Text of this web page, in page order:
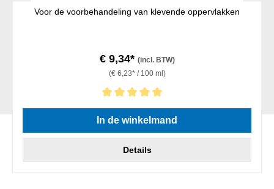
Voor de voorbehandeling van klevende oppervlakken
€ 9,34* (incl. BTW)
(€ 6,23* / 100 ml)
Gemiddelde waardering van 5 van 5 sterren
In de winkelmand
Details